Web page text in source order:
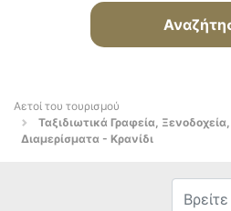
Αετοί του τουρισμού
Ταξιδιωτικά Γραφεία,
Διαμερίσματα - Κρανίδι